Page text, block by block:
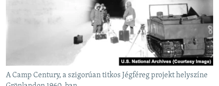
A Camp Century, a szigorúan titkos Jégféreg projekt helyszíne